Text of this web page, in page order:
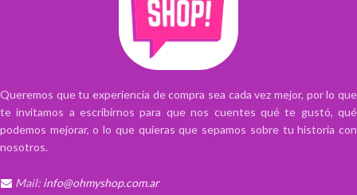
Queremos que tu experiencia de compra sea cada vez mejor, por lo que
te invitamos a escribirnos para que nos cuentes qué te gustó, qué
podemos mejorar, o lo que quieras que sepamos sobre tu historia con
nosotros.
Mail: info@ohmyshop.com.ar